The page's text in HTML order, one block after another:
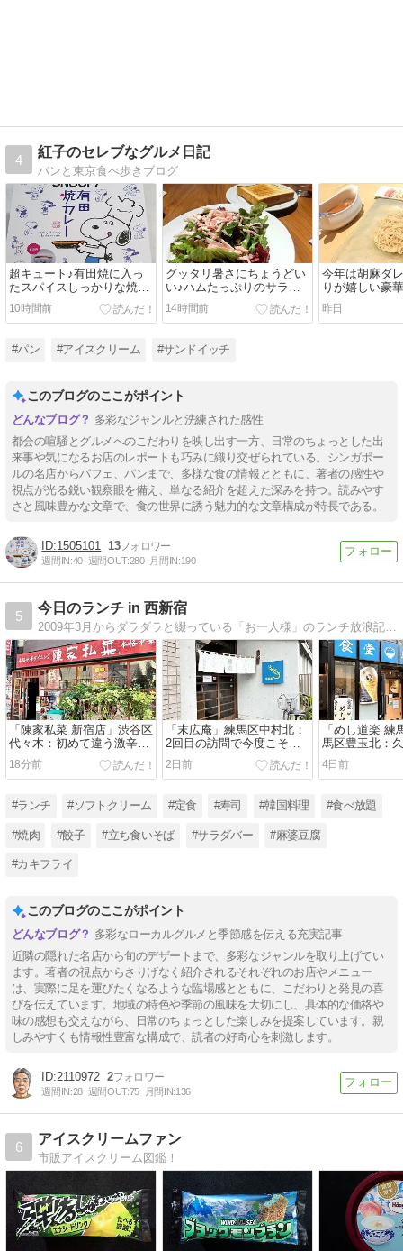
4
紅子のセレブなグルメ日記
パンと東京食べ歩きブログ
超キュート♪有田焼に入っ
たスパイスしっかりな焼き
カレー＠有田テラス
10時間前
グッタリ暑さにちょうどい
い♪ハムたっぷりのサラダ
ランチ＠ＣＥＮＴＲＥ
14時間前
今年は胡麻ダ
りが嬉しい豪
@中国上海料
昨日
#パン #アイスクリーム #サンドイッチ
このブログのここがポイント
多彩なジャンルと洗練された感性
都会の喧騒とグルメへのこだわりを映し出す一方、日常のちょっとした出
来事や気になるお店のレポートも巧みに織り交ぜられている。シンガポー
ルの名店からパフェ、パンまで、多様な食の情報とともに、著者の感性や
視点が光る鋭い観察眼を備え、単なる紹介を超えた深みを持つ。読みやす
さと風味豊かな文章で、食の世界に誘う魅力的な文章構成が特長である。
1505101 13
週間IN:40 週間OUT:280 月間IN:190
5
今日のランチ in 西新宿
2009年3月からダラダラと綴っている「お一人様」のランチ放浪記。タイトルは「西新宿」を謳っていますが2016年5月にオフィスを移転したことをきっかけに今は行き当たりばったりのランチ放浪者。でもタイトルは大人の事情により同じままで継続中。
「陳家私菜 新宿店」渋谷区
代々木：初めて違う激辛メ
ニューにトライ
18分前
「末広庵」練馬区中村北：
2回目の訪問で今度こそ目
指していたものを
2日前
「めし道楽 練
馬区豊玉北：
定食
4日前
#ランチ #ソフトクリーム #定食 #寿司 #韓国料理 #食べ放題
#焼肉 #餃子 #立ち食いそば #サラダバー #麻婆豆腐
#カキフライ
このブログのここがポイント
多彩なローカルグルメと季節感を伝える充実記事
近隣の隠れた名店から旬のデザートまで、多彩なジャンルを取り上げてい
ます。著者の視点からさりげなく紹介されるそれぞれのお店やメニュー
は、実際に足を運びたくなるような臨場感とともに、こだわりと発見の喜
びを伝えています。地域の特色や季節の風味を大切にし、具体的な価格や
味の感想も交えながら、日常のちょっとした楽しみを提案しています。親
しみやすくも情報性豊富な構成で、読者の好奇心を刺激します。
2110972 2
週間IN:28 週間OUT:75 月間IN:136
6
アイスクリームファン
市販アイスクリーム図鑑！